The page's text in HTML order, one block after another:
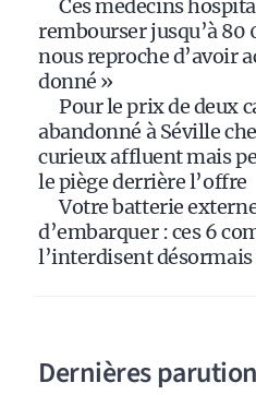
Ces médecins
rembourser jusqu’à 80
nous reproche d’avoir
donné »
Pour le prix de deux
abandonné à Séville
curieux affluent mais
le piège derrière l’offre
Votre batterie
d’embarquer : ces 6
l’interdisent
Dernières